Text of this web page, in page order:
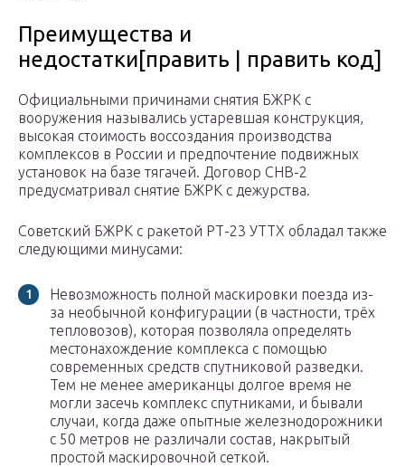
Преимущества и
недостатки[править | править код]
Официальными причинами снятия БЖРК с
вооружения назывались устаревшая конструкция,
высокая стоимость воссоздания производства
комплексов в России и предпочтение подвижных
установок на базе тягачей. Договор СНВ-2
предусматривал снятие БЖРК с дежурства.
Советский БЖРК с ракетой РТ-23 УТТХ обладал также
следующими минусами:
Невозможность полной маскировки поезда из-
за необычной конфигурации (в частности, трёх
тепловозов), которая позволяла определять
местонахождение комплекса с помощью
современных средств спутниковой разведки.
Тем не менее американцы долгое время не
могли засечь комплекс спутниками, и бывали
случаи, когда даже опытные железнодорожники
с 50 метров не различали состав, накрытый
простой маскировочной сеткой.